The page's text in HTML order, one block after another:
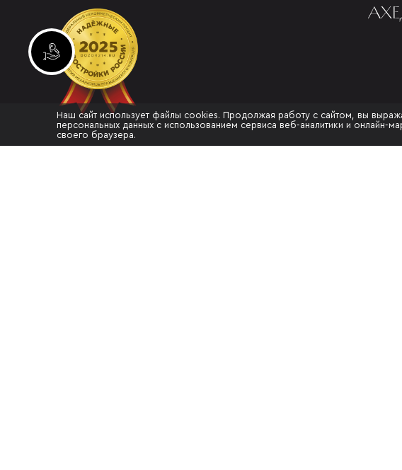
Инвестиционные лоты
Наш сайт использует файлы cookies. Продолжая работу с сайтом, вы
персональных данных с использованием сервиса веб-аналитики и онлайн-
своего браузера.